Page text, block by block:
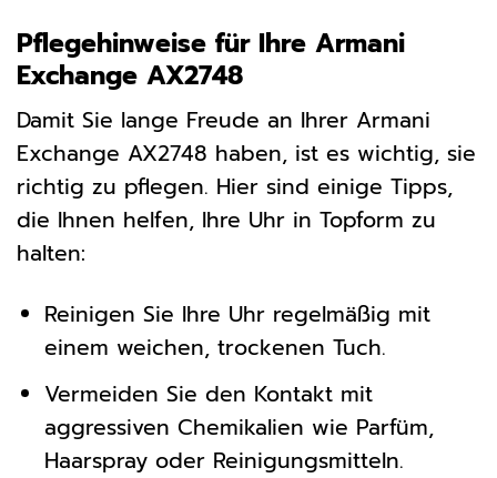
Pflegehinweise für Ihre Armani
Exchange AX2748
Damit Sie lange Freude an Ihrer Armani
Exchange AX2748 haben, ist es wichtig, sie
richtig zu pflegen. Hier sind einige Tipps,
die Ihnen helfen, Ihre Uhr in Topform zu
halten:
Reinigen Sie Ihre Uhr regelmäßig mit
einem weichen, trockenen Tuch.
Vermeiden Sie den Kontakt mit
aggressiven Chemikalien wie Parfüm,
Haarspray oder Reinigungsmitteln.